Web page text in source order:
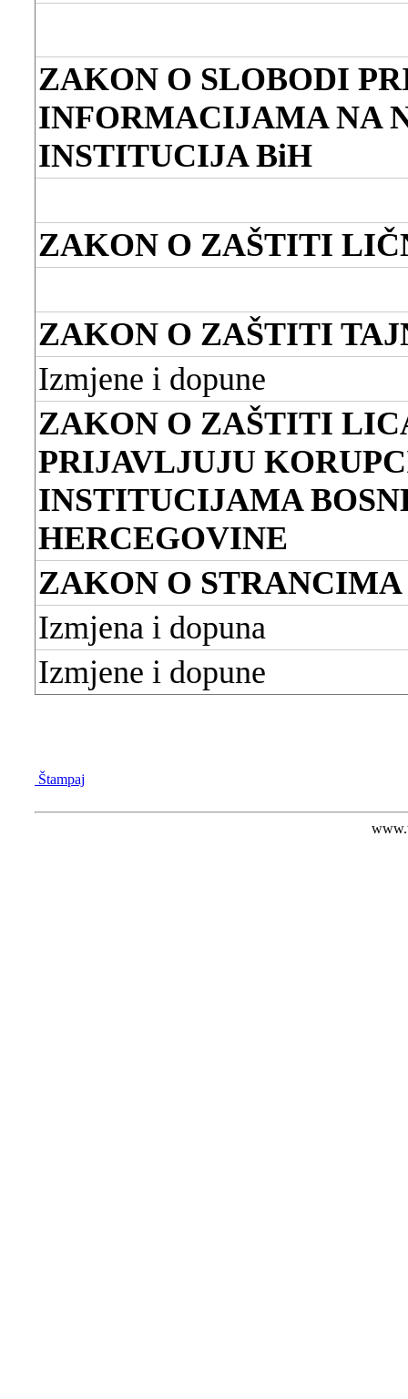
ZAKON O SLOBODI
INFORMACIJAMA NA
INSTITUCIJA BiH
ZAKON O ZAŠTITI
ZAKON O ZAŠTITI
Izmjene i dopune
ZAKON O ZAŠTITI
PRIJAVLJUJU
INSTITUCIJAMA
HERCEGOVINE
ZAKON O STRANCIMA
Izmjena i dopuna
Izmjene i dopune
Štampaj